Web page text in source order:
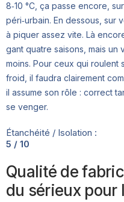
8‑10 °C, ça passe encore,
péri‑urbain. En dessous, sur
à piquer assez vite. Là
gant quatre saisons, mais un
moins. Pour ceux qui roulent
froid, il faudra clairement
il assume son rôle : correct
se venger.
Étanchéité / Isolation :
5 / 10
Qualité de
du sérieux pour